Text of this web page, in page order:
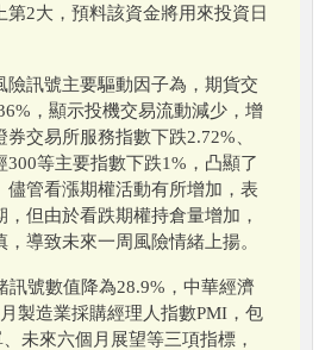
第2大，預料該資金將用來投資日
險訊號主要驅動因子為，期貨交
，顯示投機交易流動減少，增
交易所服務指數下跌2.72%、
300等主要指數下跌1%，凸顯了
儘管看漲期權活動有所增加，表
但由於看跌期權持倉量增加，
導致未來一周風險情緒上揚。
訊號數值降為28.9%，中華經濟
製造業採購經理人指數PMI，包
未來六個月展望等三項指標，